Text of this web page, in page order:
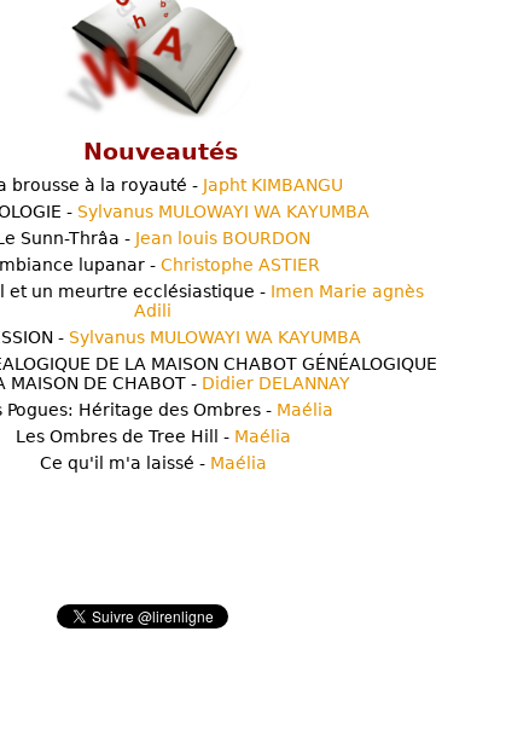
Nouveautés
brousse à la royauté - Japht KIMBANGU
- Sylvanus MULOWAYI WA KAYUMBA
Sunn-Thrâa - Jean louis BOURDON
lupanar - Christophe ASTIER
et un meurtre ecclésiastique - Imen Marie agnès
Adili
- Sylvanus MULOWAYI WA KAYUMBA
DE LA MAISON CHABOT GÉNÉALOGIQUE
MAISON DE CHABOT - Didier DELANNAY
Pogues: Héritage des Ombres - Maélia
Les Ombres de Tree Hill - Maélia
Ce qu'il m'a laissé - Maélia